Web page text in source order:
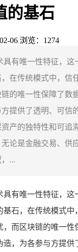
的基石
06 浏览：1274
具有唯一性特征，这
在传统模式中，信
的唯一性保障了数
提供了透明、可信
产的独特性和可追
论是金融交易、供
...
具有唯一性特征，这
基石，在传统模式中
，而区块链的唯一性
造，为各参与方提供